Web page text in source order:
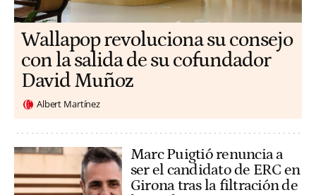
Wallapop revoluciona su consejo
con la salida de su cofundador
David Muñoz
Albert Martínez
Marc Puigtió renuncia a
ser el candidato de ERC en
Girona tras la filtración de